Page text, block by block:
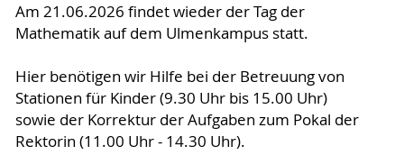
Am 21.06.2026 findet wieder der Tag der
Mathematik auf dem Ulmenkampus statt.
Hier benötigen wir Hilfe bei der Betreuung von
Stationen für Kinder (9.30 Uhr bis 15.00 Uhr)
sowie der Korrektur der Aufgaben zum Pokal der
Rektorin (11.00 Uhr - 14.30 Uhr).